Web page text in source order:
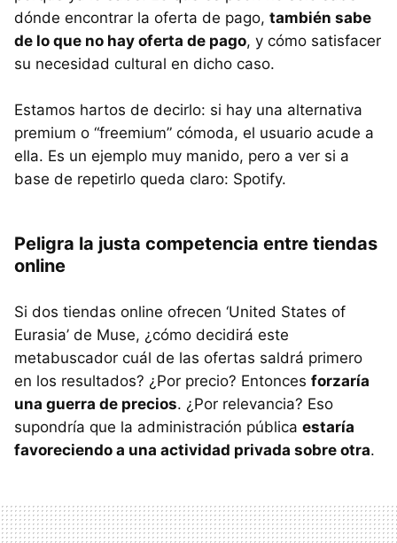
dónde encontrar la oferta de pago, también sabe
de lo que no hay oferta de pago, y cómo satisfacer
su necesidad cultural en dicho caso.
Estamos hartos de decirlo: si hay una alternativa
premium o “freemium” cómoda, el usuario acude a
ella. Es un ejemplo muy manido, pero a ver si a
base de repetirlo queda claro: Spotify.
Peligra la justa competencia entre tiendas
online
Si dos tiendas online ofrecen ‘United States of
Eurasia’ de Muse, ¿cómo decidirá este
metabuscador cuál de las ofertas saldrá primero
en los resultados? ¿Por precio? Entonces forzaría
una guerra de precios. ¿Por relevancia? Eso
supondría que la administración pública estaría
favoreciendo a una actividad privada sobre otra.